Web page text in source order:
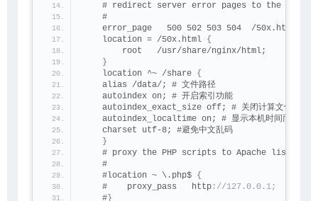
    # redirect server error pages to the
    #
    error_page   500 502 503 504  /50x.html;
    location = /50x.html
{
        root   /usr/share/nginx/html;
}
    location ^~ /share
{
    alias /data/; # 文件路径
    autoindex on; # 开启索引功能
autoindex_exact_size off; # 关闭计算文件确切大
autoindex_localtime on; # 显示本机时间而非
    charset utf-8; #避免中文乱码
}
# proxy the PHP scripts to Apache
    #
    #location ~ \.php$
{
    #    proxy_pass   http
://127.0.0.1;
    #
}